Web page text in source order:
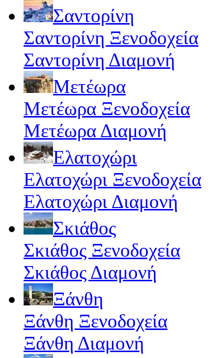
Σαντορίνη
Σαντορίνη Ξενοδοχεία
Σαντορίνη Διαμονή
Μετέωρα
Μετέωρα Ξενοδοχεία
Μετέωρα Διαμονή
Ελατοχώρι
Ελατοχώρι Ξενοδοχεία
Ελατοχώρι Διαμονή
Σκιάθος
Σκιάθος Ξενοδοχεία
Σκιάθος Διαμονή
Ξάνθη
Ξάνθη Ξενοδοχεία
Ξάνθη Διαμονή